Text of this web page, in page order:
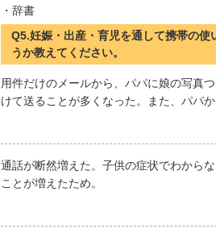
・辞書
Q5.妊娠・出産・育児を通して携帯の
うか教えてください。
用件だけのメールから、パパに娘の写真
けて送ることが多くなった。また、パパ
通話が断然増えた。子供の症状でわから
ことが増えたため。